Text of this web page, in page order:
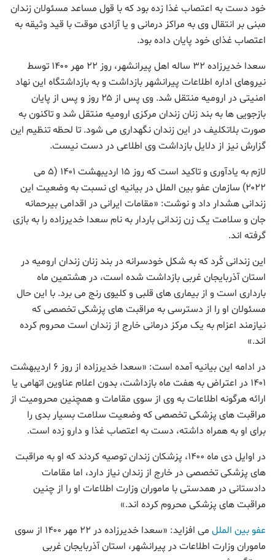
خود دست به اعتصاب غذا زده بود که با قول مساعد مسئولان زندان
مبنی بر انتقال وی به مراکز درمانی و یا آزادی موقت با قید وثیقه به
اعتصاب غذای خود پایان داده بود.
سعدا خدیرزاده ۳۲ ساله اهل پیرانشهر، روز ۲۲ مهر ۱۴۰۰ توسط
نیروهای اداره اطلاعات پیرانشهر بازداشت و به بازداشتگاه این نهاد
امنیتی در ارومیه منتقل شد. وی پس از ۲۵ روز و پس از پایان
بازجویی ها به بند زنان زندان مرکزی ارومیه منتقل شد و تاکنون به
صورت بلاتکلیف در این زندان نگهداری می شود. تا لحظه تنظیم این
گزارش نیز از دلایل بازداشت وی اطلاعی در دست نیست.
لازم به یادآوری و تاکید است که روز ۱۵ اردیبهشت ۱۴۰۱ (۵ می
۲۰۲۲) سازمان عفو بین الملل در بیانیه ای نسبت به وضعیت این
زندانی هشدار داد و نوشت: «مقامات ایرانی در اقدامی بیرحمانه
جان و سلامت یک زن زندانی باردار به نام سعدا خدیرزاده را به بازی
گرفته اند.
این زندانی کُرد که به شکل خودسرانه در بند زنان زندان ارومیه در
استان آذربایجان غربی بازداشت شده است، در هشتمین ماه
بارداری است و از بیماری های قلبی و کلیوی رنج می برد. با این حال
مسئولان او را از دسترسی به مراقبت های پزشکی تخصصی که
نیازمند اعزام به یک مرکز درمانی خارج از زندان است محروم کرده
اند.»
در ادامه این بیانیه آمده است: «سعدا خدیرزاده از روز ۶ اردیبهشت
۱۴۰۱ در اعتراض به هفت ماه بازداشت، بدون اعلام عناوین اتهامی یا
ارائه هرگونه اطلاعات به وی از سوی مقامات و همچنین محرومیت از
مراقبت های پزشکی تخصصی که وضعیت سلامت بسیار بدی را
برای او به همراه داشته، دست به اعتصاب غذا و دارو زده است.
در اوایل دی ماه ۱۴۰۰، پزشکان زندان توصیه کردند که او به مراقبت
های پزشکی تخصصی در خارج از زندان نیاز دارد، اما مقامات
دادستانی در همدستی با ماموران وزارت اطلاعات او را از چنین
مراقبت های پزشکی محروم کرده اند.»
عفو بین الملل
می افزاید: «سعدا خدیرزاده در ۲۲ مهر ۱۴۰۰ از سوی
ماموران وزارت اطلاعات در پیرانشهر، استان آذربایجان غربی